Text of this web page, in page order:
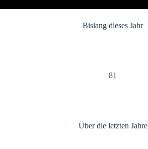
Bis­lang die­ses Jahr
81
Über die letz­ten Jah­re